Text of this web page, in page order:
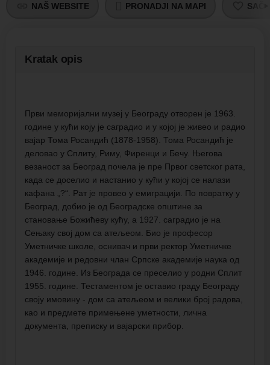
NAŠ WEBSITE PRONADJI NA MAPI
Kratak opis
Први меморијални музеј у Београду отворен је 1963.
године у кући коју је саградио и у којој је живео и радио
вајар Тома Росандић (1878-1958). Тома Росандић је
деловао у Сплиту, Риму, Фиренци и Бечу. Његова
везаност за Београд почела је пре Првог светског рата,
када се доселио и настанио у кући у којој се налази
кафана „?“. Рат је провео у емиграцији. По повратку у
Београд, добио је од Београдске општине за
становање Божићеву кућу, а 1927. саградио је на
Сењаку свој дом са атељеом. Био је професор
Уметничке школе, оснивач и први ректор Уметничке
академије и редовни члан Српске академије наука од
1946. године. Из Београда се преселио у родни Сплит
1955. године. Тестаментом је оставио граду Београду
своју имовину - дом са атељеом и велики број радова,
као и предмете примењене уметности, лична
документа, преписку и вајарски прибор.